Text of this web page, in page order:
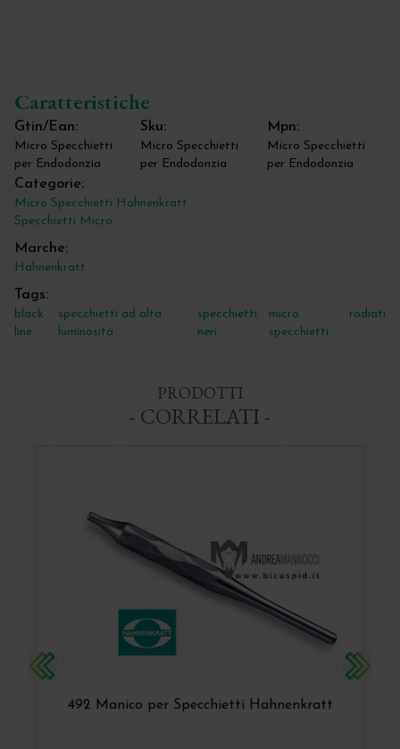
Caratteristiche
Gtin/Ean:
Micro Specchietti
per Endodonzia
Sku:
Micro Specchietti
per Endodonzia
Mpn:
Micro Specchietti
per Endodonzia
Categorie:
Micro Specchietti Hahnenkratt
Specchietti Micro
Marche:
Hahnenkratt
Tags:
black
line
specchietti ad alta
luminosità
specchietti
neri
micro
specchietti
rodiati
PRODOTTI
- CORRELATI -
492 Manico per Specchietti Hahnenkratt